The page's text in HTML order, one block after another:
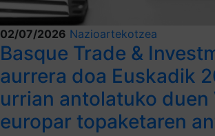
02/07/2026 Nazioartekotzea
Basque Trade &
aurrera doa Euskadik
urrian antolatuko duen
europar topaketaren